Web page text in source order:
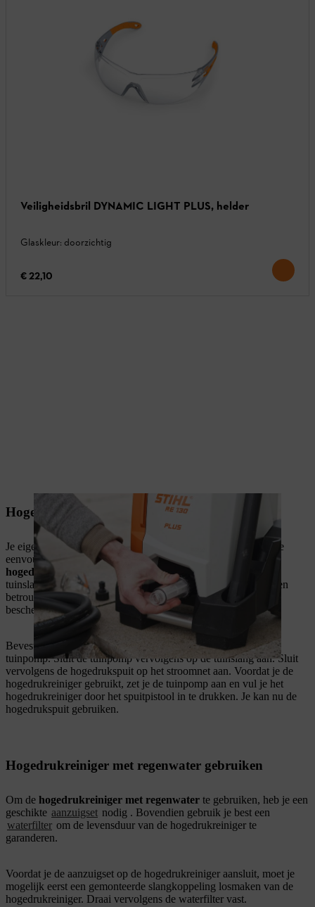
Veiligheidsbril DYNAMIC LIGHT PLUS, helder
Glaskleur: doorzichtig
€ 22,10
Hogedrukreiniger op de tuinpomp aansluiten
Je eigen regenput of een andere bron: met een tuinpomp kun je
eenvoudig waterbronnen in je eigen tuin gebruiken. Om de
hogedrukspuit op een tuinpomp aan te sluiten
tuinslang en eenwaterfilter
nodig . Een waterfilter filtert op een
betrouwbare manier rondzwevende stoffen uit het water en
beschermt zo de hogedrukreiniger tegen vuil en schade.
Bevestig eerst de waterfilter aan de hogedrukreiniger of de
tuinpomp. Sluit de tuinpomp vervolgens op de tuinslang aan. Sluit
vervolgens de hogedrukspuit op het stroomnet aan. Voordat je de
hogedrukreiniger gebruikt, zet je de tuinpomp aan en vul je het
hogedrukreiniger door het spuitpistool in te drukken. Je kan nu de
hogedrukspuit gebruiken.
Hogedrukreiniger met regenwater gebruiken
Om de hogedrukreiniger met regenwater te gebruiken, heb je een
geschikte aanzuigset nodig . Bovendien gebruik je best een
waterfilter om de levensduur van de hogedrukreiniger te
garanderen.
Voordat je de aanzuigset op de hogedrukreiniger aansluit, moet je
mogelijk eerst een gemonteerde slangkoppeling losmaken van de
hogedrukreiniger. Draai vervolgens de waterfilter vast.